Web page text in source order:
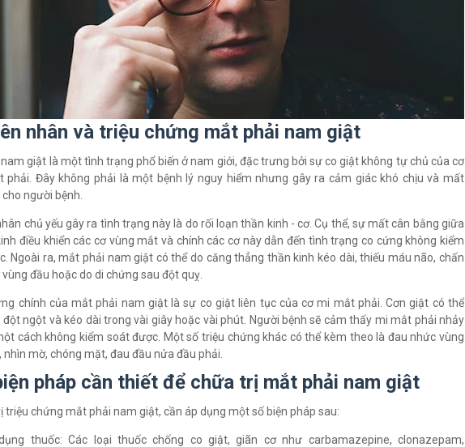
nhân và triệu chứng mắt phải nam giật
giật là một tình trạng phổ biến ở nam giới, đặc trưng bởi sự co giật không tự chủ của cơ
phải. Đây không phải là một bệnh lý nguy hiểm nhưng gây ra cảm giác khó chịu và mất
người bệnh.
chủ yếu gây ra tình trạng này là do rối loạn thần kinh - cơ. Cụ thể, sự mất cân bằng giữa
điều khiển các cơ vùng mắt và chính các cơ này dẫn đến tình trạng co cứng không kiểm
Ngoài ra, mắt phải nam giật có thể do căng thẳng thần kinh kéo dài, thiếu máu não, chấn
đầu hoặc do di chứng sau đột quỵ.
chính của mắt phải nam giật là sự co giật liên tục của cơ mi mắt phải. Cơn giật có thể
đột ngột và kéo dài trong vài giây hoặc vài phút. Người bệnh sẽ cảm thấy mi mắt phải nhảy
cách không kiểm soát được. Một số triệu chứng khác có thể kèm theo là đau nhức vùng
nhìn mờ, chóng mặt, đau đầu nửa đầu phải.
pháp cần thiết để chữa trị mắt phải nam giật
triệu chứng mắt phải nam giật, cần áp dụng một số biện pháp sau:
thuốc: Các loại thuốc chống co giật, giãn cơ như carbamazepine, clonazepam,